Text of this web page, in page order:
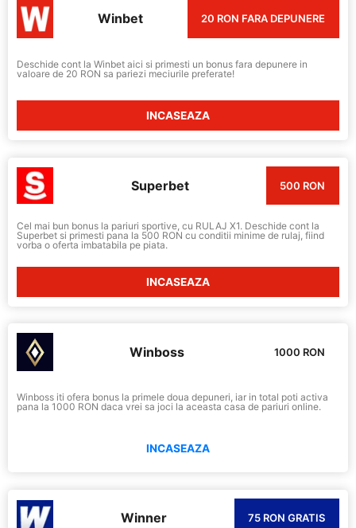
Winbet 20 RON FARA DEPUNERE
Deschide cont la Winbet aici si primesti un bonus fara depunere in
valoare de 20 RON sa pariezi meciurile preferate!
INCASEAZA
Superbet 500 RON
Cel mai bun bonus la pariuri sportive, cu RULAJ X1. Deschide cont la
Superbet si primesti pana la 500 RON cu conditii minime de rulaj, fiind
vorba o oferta imbatabila pe piata.
INCASEAZA
Winboss 1000 RON
Winboss iti ofera bonus la primele doua depuneri, iar in total poti activa
pana la 1000 RON daca vrei sa joci la aceasta casa de pariuri online.
INCASEAZA
Winner 75 RON GRATIS